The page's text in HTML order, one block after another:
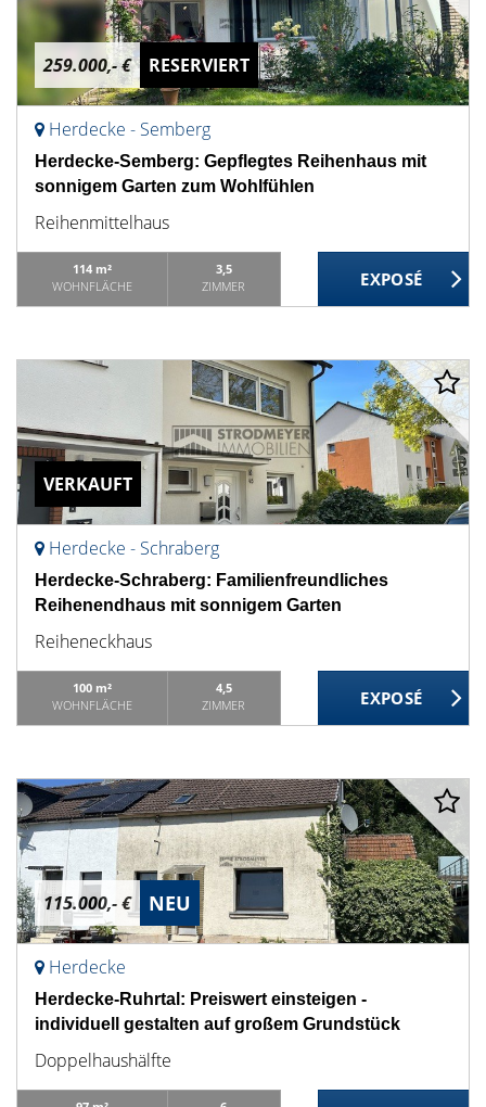
259.000,- € RESERVIERT
Herdecke - Semberg
Herdecke-Semberg: Gepflegtes Reihenhaus mit
sonnigem Garten zum Wohlfühlen
Reihenmittelhaus
114 m²
WOHNFLÄCHE
3,5
ZIMMER
VERKAUFT
Herdecke - Schraberg
Herdecke-Schraberg: Familienfreundliches
Reihenendhaus mit sonnigem Garten
Reiheneckhaus
100 m²
WOHNFLÄCHE
4,5
ZIMMER
115.000,- € NEU
Herdecke
Herdecke-Ruhrtal: Preiswert einsteigen -
individuell gestalten auf großem Grundstück
Doppelhaushälfte